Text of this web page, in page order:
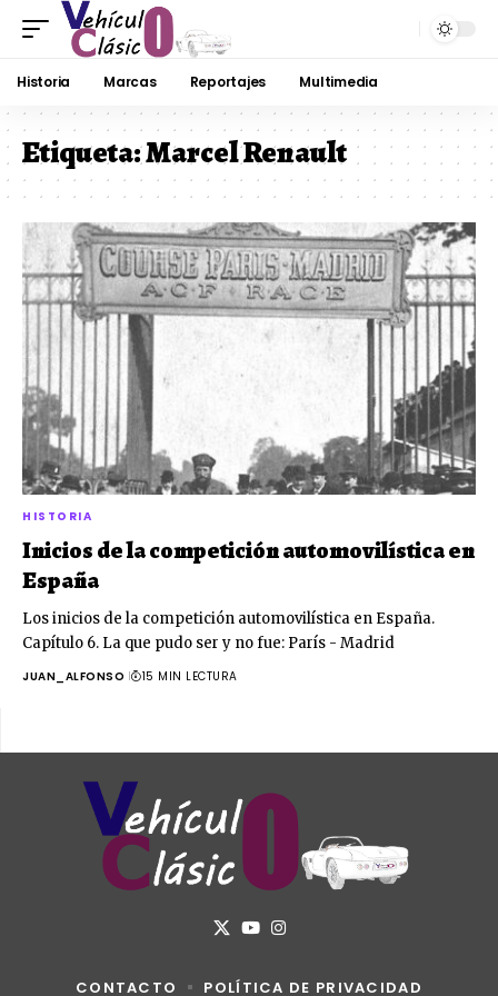
Historia Marcas Reportajes Multimedia
Etiqueta:Marcel Renault
HISTORIA
Inicios de la competición automovilística en
España
Los inicios de la competición automovilística en España.
Capítulo 6. La que pudo ser y no fue: París - Madrid
JUAN_ALFONSO 15 MIN LECTURA
CONTACTO POLÍTICA DE PRIVACIDAD